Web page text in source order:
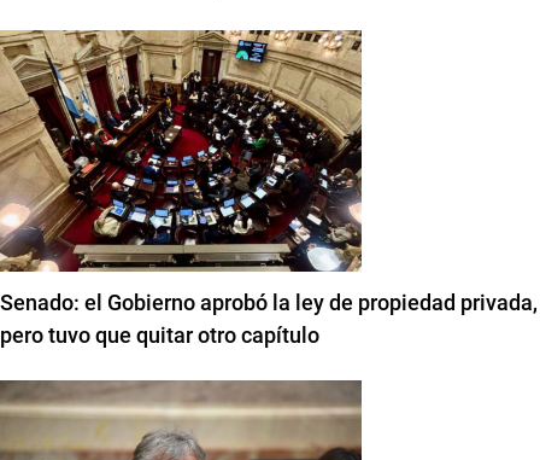
Senado: el Gobierno aprobó la ley de propiedad privada,
pero tuvo que quitar otro capítulo